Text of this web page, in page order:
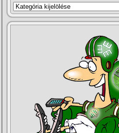
KATEGÓRIÁK